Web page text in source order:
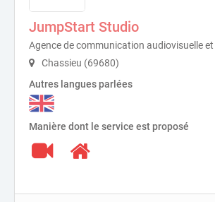
JumpStart Studio
Agence de communication audiovisuelle
Chassieu (69680)
Autres langues parlées
Manière dont le service est proposé